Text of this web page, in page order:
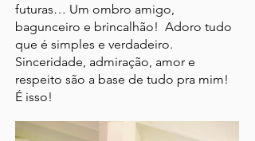
futuras… Um ombro amigo,
bagunceiro e brincalhão! Adoro tudo
que é simples e verdadeiro.
Sinceridade, admiração, amor e
respeito são a base de tudo pra mim!
É isso!